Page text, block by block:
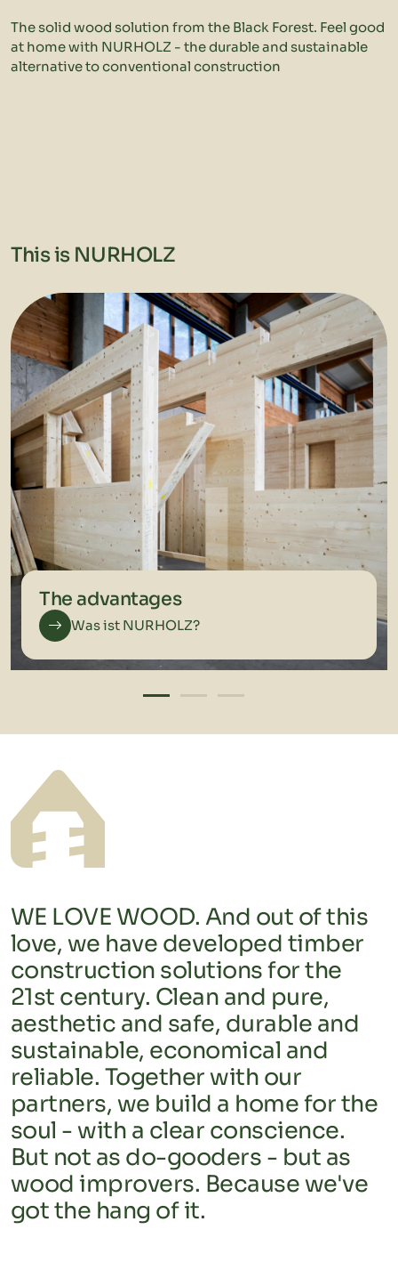
The solid wood solution from the Black Forest. Feel good
at home with NURHOLZ - the durable and sustainable
alternative to conventional construction
This is NURHOLZ
The advantages
Was ist NURHOLZ?
WE LOVE WOOD. And out of this
love, we have developed timber
construction solutions for the
21st century. Clean and pure,
aesthetic and safe, durable and
sustainable, economical and
reliable. Together with our
partners, we build a home for the
soul - with a clear conscience.
But not as do-gooders - but as
wood improvers. Because we've
got the hang of it.
Die Macher hinter NURHOLZ
Schwarzwald pur
Holz wächst ständig nach, ohne Energieaufwand